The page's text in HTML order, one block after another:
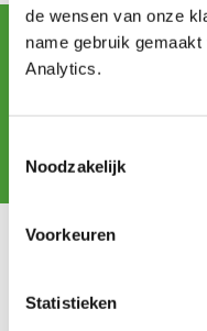
de wensen van onze
name gebruik
Analytics.
Noodzakelijk
Voorkeuren
Statistieken
Newsletter abonnieren
und erhalten Sie Angebote,
Versandkosten